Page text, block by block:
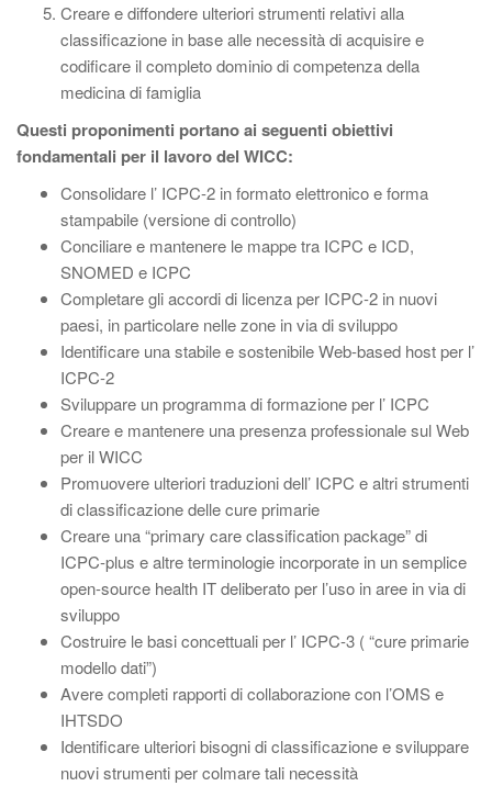
Creare e diffondere ulteriori strumenti relativi alla
classificazione in base alle necessità di acquisire e
codificare il completo dominio di competenza della
medicina di famiglia
Questi proponimenti portano ai seguenti obiettivi
fondamentali per il lavoro del WICC:
Consolidare l’ ICPC-2 in formato elettronico e forma
stampabile (versione di controllo)
Conciliare e mantenere le mappe tra ICPC e ICD,
SNOMED e ICPC
Completare gli accordi di licenza per ICPC-2 in nuovi
paesi, in particolare nelle zone in via di sviluppo
Identificare una stabile e sostenibile Web-based host per l’
ICPC-2
Sviluppare un programma di formazione per l’ ICPC
Creare e mantenere una presenza professionale sul Web
per il WICC
Promuovere ulteriori traduzioni dell’ ICPC e altri strumenti
di classificazione delle cure primarie
Creare una “primary care classification package” di
ICPC-plus e altre terminologie incorporate in un semplice
open-source health IT deliberato per l’uso in aree in via di
sviluppo
Costruire le basi concettuali per l’ ICPC-3 ( “cure primarie
modello dati”)
Avere completi rapporti di collaborazione con l’OMS e
IHTSDO
Identificare ulteriori bisogni di classificazione e sviluppare
nuovi strumenti per colmare tali necessità